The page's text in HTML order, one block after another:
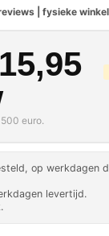
| fysieke
prijs
euro.
op werkdagen
levertijd.